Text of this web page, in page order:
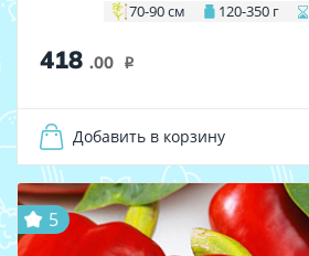
70-90 см 120-350 г
418 .00 i
Добавить в корзину
5